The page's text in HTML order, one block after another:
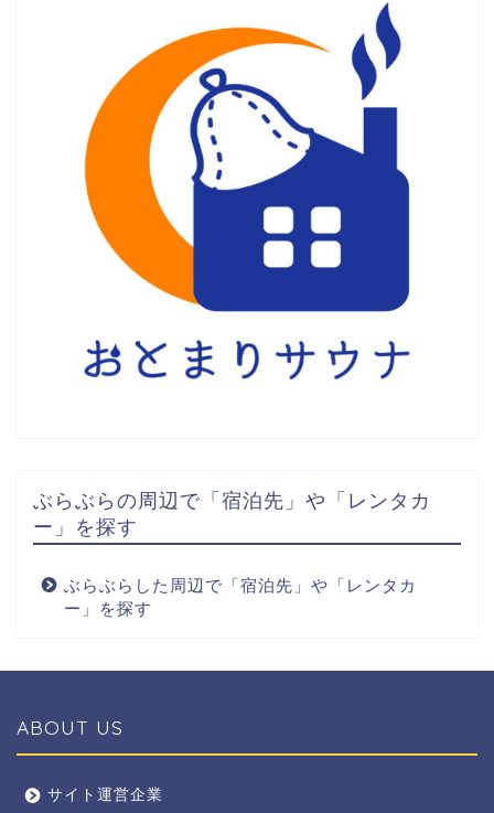
ぶらぶらの周辺で「宿泊先」や「レンタカ
ー」を探す
ぶらぶらした周辺で「宿泊先」や「レンタカ
ー」を探す
ABOUT US
サイト運営企業